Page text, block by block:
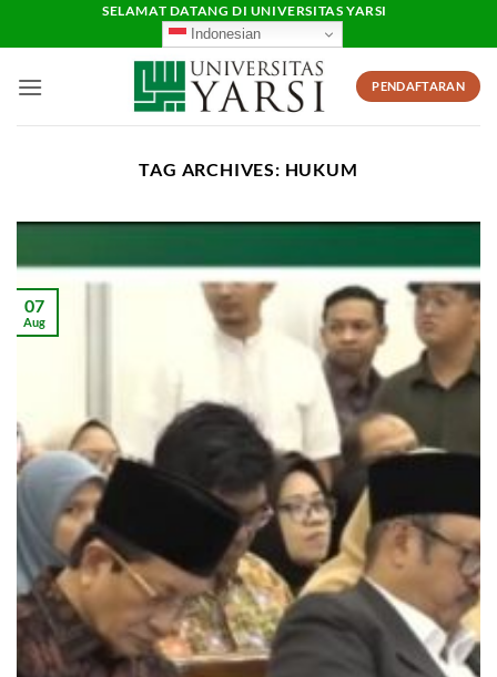
SELAMAT DATANG DI UNIVERSITAS YARSI
Indonesian
PENDAFTARAN
TAG ARCHIVES: HUKUM
07
Aug